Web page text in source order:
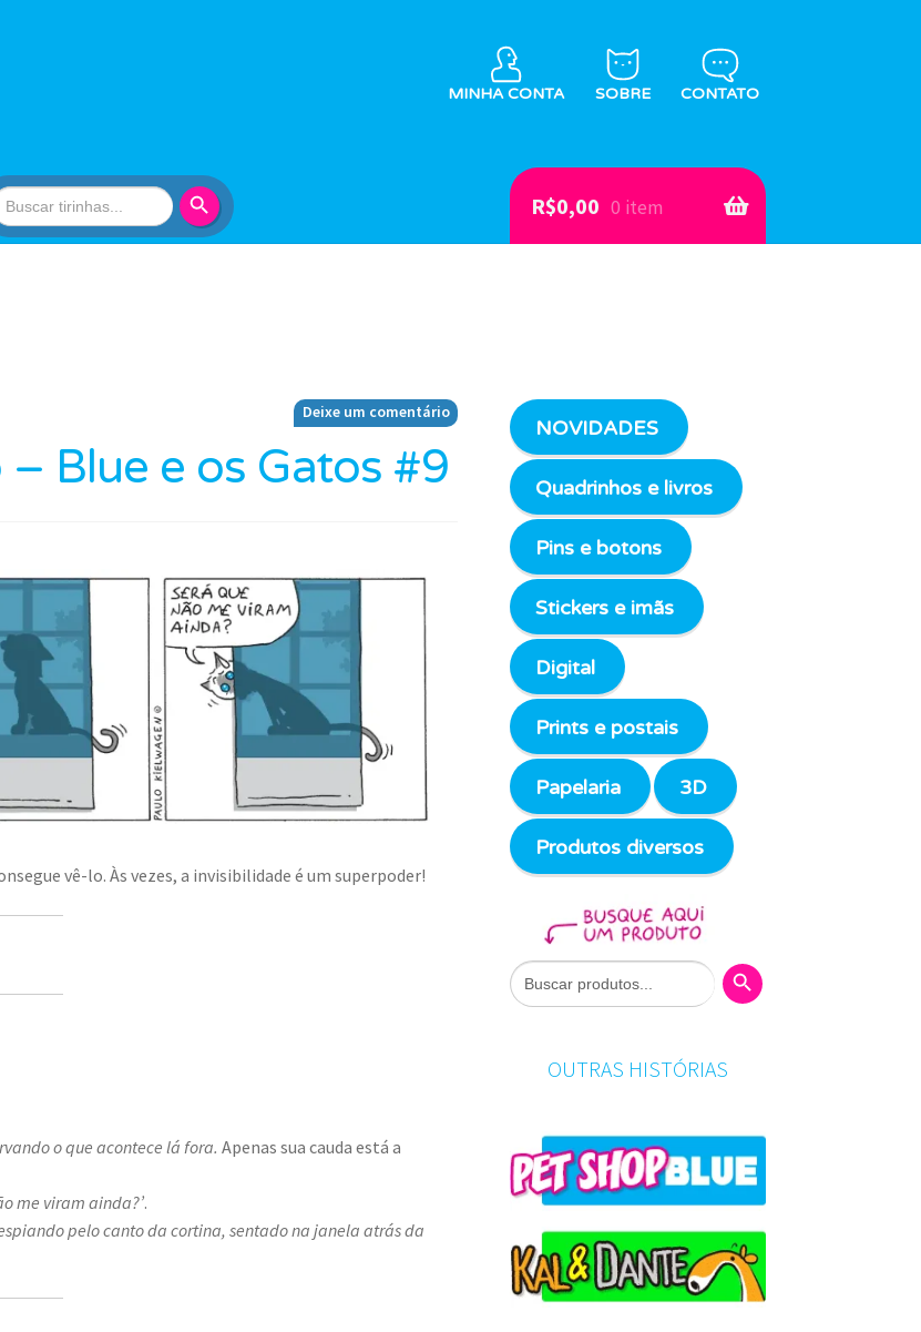
MINHA CONTA SOBRE CONTATO
R$0,00 0 item
Deixe um comentário
Blue e os Gatos #9
vê-lo. Às vezes, a invisibilidade é um superpoder!
o que acontece lá fora. Apenas sua cauda está a
me viram ainda?’.
pelo canto da cortina, sentado na janela atrás da
NOVIDADES
Quadrinhos e livros
Pins e botons
Stickers e imãs
Digital
Prints e postais
Papelaria 3D
Produtos diversos
Search
for:
Search Button
OUTRAS HISTÓRIAS